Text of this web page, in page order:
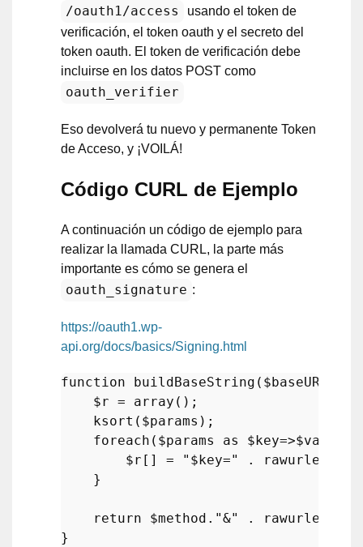
/oauth1/access
usando el token de
verificación, el token oauth y el secreto del
token oauth. El token de verificación debe
incluirse en los datos POST como
oauth_verifier
Eso devolverá tu nuevo y permanente Token
de Acceso, y ¡VOILÁ!
Código CURL de Ejemplo
A continuación un código de ejemplo para
realizar la llamada CURL, la parte más
importante es cómo se genera el
oauth_signature :
https://oauth1.wp-
api.org/docs/basics/Signing.html
function buildBaseString ( $baseURI
$r = array ();
ksort ( $params );
foreach ( $params as $key=>$value
$r [] = " $key=" . rawurlencode
    }
return $method . "&" . rawurlencode
}